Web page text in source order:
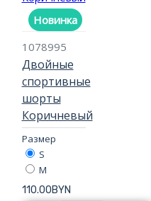
Новинка
1078995
Двойные
спортивные
шорты
Коричневый
Размер
S
M
110.00BYN